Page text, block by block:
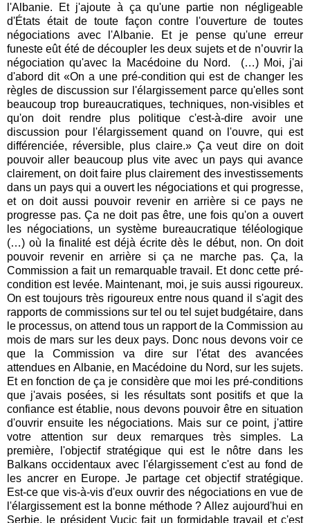
l'Albanie. Et j'ajoute à ça qu'une partie non négligeable
d'États était de toute façon contre l'ouverture de toutes
négociations avec l'Albanie. Et je pense qu'une erreur
funeste eût été de découpler les deux sujets et de n’ouvrir la
négociation qu'avec la Macédoine du Nord.
(…) Moi, j'ai
d'abord dit «On a une pré-condition qui est de changer les
règles de discussion sur l'élargissement parce qu'elles sont
beaucoup trop bureaucratiques, techniques, non-visibles et
qu'on doit rendre plus politique c'est-à-dire avoir une
discussion pour l'élargissement quand on l'ouvre, qui est
différenciée, réversible, plus claire.» Ça veut dire on doit
pouvoir aller beaucoup plus vite avec un pays qui avance
clairement, on doit faire plus clairement des investissements
dans un pays qui a ouvert les négociations et qui progresse,
et on doit aussi pouvoir revenir en arrière si ce pays ne
progresse pas. Ça ne doit pas être, une fois qu'on a ouvert
les négociations, un système bureaucratique téléologique
(…) où la finalité est déjà écrite dès le début, non. On doit
pouvoir revenir en arrière si ça ne marche pas. Ça, la
Commission a fait un remarquable travail. Et donc cette pré-
condition est levée. Maintenant, moi, je suis aussi rigoureux.
On est toujours très rigoureux entre nous quand il s'agit des
rapports de commissions sur tel ou tel sujet budgétaire, dans
le processus, on attend tous un rapport de la Commission au
mois de mars sur les deux pays. Donc nous devons voir ce
que la Commission va dire sur l'état des avancées
attendues en Albanie, en Macédoine du Nord, sur les sujets.
Et en fonction de ça je considère que moi les pré-conditions
que j'avais posées, si les résultats sont positifs et que la
confiance est établie, nous devons pouvoir être en situation
d'ouvrir ensuite les négociations. Mais sur ce point, j'attire
votre attention sur deux remarques très simples. La
première, l'objectif stratégique qui est le nôtre dans les
Balkans occidentaux avec l'élargissement c'est au fond de
les ancrer en Europe. Je partage cet objectif stratégique.
Est-ce que vis-à-vis d'eux ouvrir des négociations en vue de
l'élargissement est la bonne méthode ? Allez aujourd'hui en
Serbie, le président Vucic fait un formidable travail et c'est